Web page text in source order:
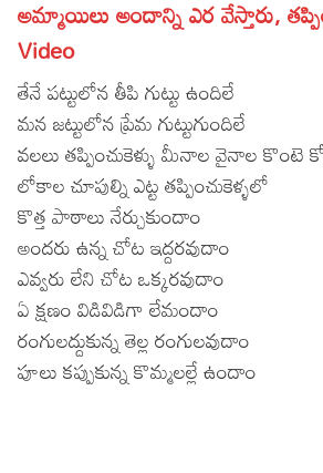
అమ్మాయిలు అందాన్ని ఎర వేస్తారు,
Video
తేనే పట్టులోన తీపి గుట్టు ఉందిలే
మన జట్టులోన ప్రేమ గుట్టుగుందిలే
వలలు తప్పించుకెళ్ళు మీనాల వైనాల కొంటె
లోకాల చూపుల్ని ఎట్ట తప్పించుకెళ్ళలో
కొత్త పాఠాలు నేర్చుకుందాం
అందరు ఉన్న చోట ఇద్దరవుదాం
ఎవ్వరు లేని చోట ఒక్కరవుదాం
ఏ క్షణం విడివిడిగా లేమందాం
రంగులద్దుకున్న తెల్ల రంగులవుదాం
పూలు కప్పుకున్న కొమ్మలల్లే ఉందాం